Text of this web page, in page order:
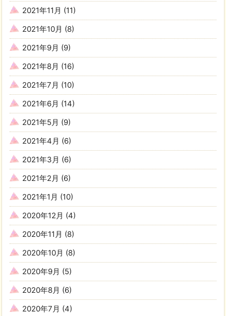
2021年11月 (11)
2021年10月 (8)
2021年9月 (9)
2021年8月 (16)
2021年7月 (10)
2021年6月 (14)
2021年5月 (9)
2021年4月 (6)
2021年3月 (6)
2021年2月 (6)
2021年1月 (10)
2020年12月 (4)
2020年11月 (8)
2020年10月 (8)
2020年9月 (5)
2020年8月 (6)
2020年7月 (4)